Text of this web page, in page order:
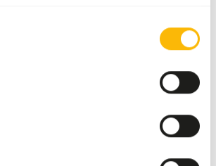
3,6%
8,4%